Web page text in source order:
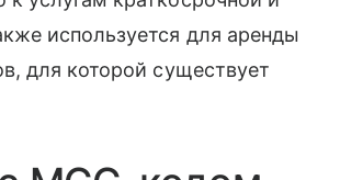
используется для аренды
для которой существует